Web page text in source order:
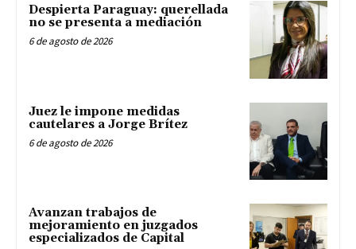
Despierta Paraguay: querellada
no se presenta a mediación
6 de agosto de 2026
Juez le impone medidas
cautelares a Jorge Brítez
6 de agosto de 2026
Avanzan trabajos de
mejoramiento en juzgados
especializados de Capital